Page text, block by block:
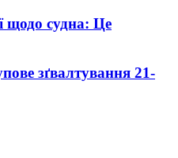
щодо судна: Це
зґвалтування 21-